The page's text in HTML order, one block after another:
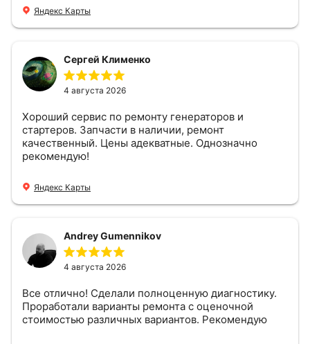
Яндекс Карты
Сергей Клименко
4 августа 2026
Хороший сервис по ремонту генераторов и
стартеров. Запчасти в наличии, ремонт
качественный. Цены адекватные. Однозначно
рекомендую!
Яндекс Карты
Andrey Gumennikov
4 августа 2026
Все отлично! Сделали полноценную диагностику.
Проработали варианты ремонта с оценочной
стоимостью различных вариантов. Рекомендую